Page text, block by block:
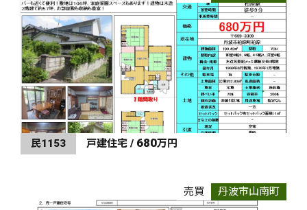
民1153 戸建住宅 / 680万円
売買 丹波市山南町